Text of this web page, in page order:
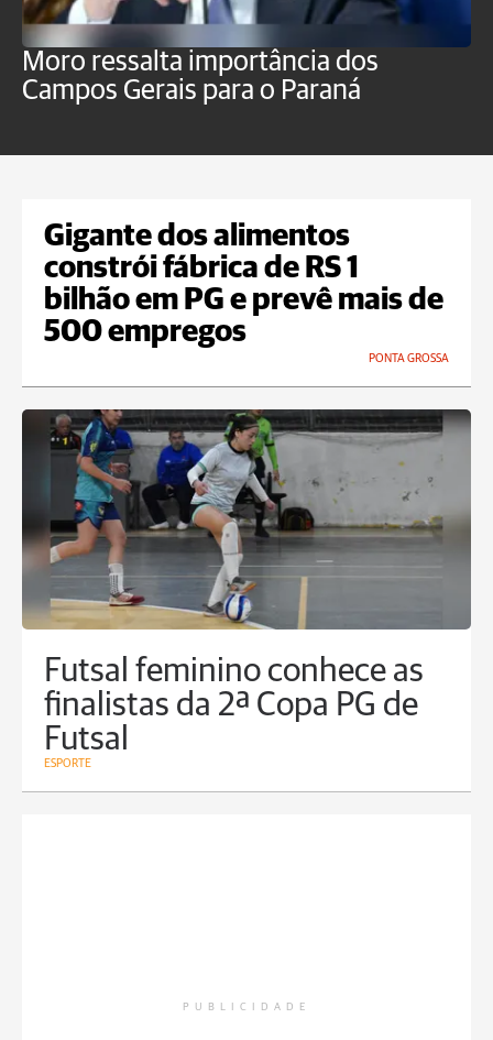
Moro ressalta importância dos
Campos Gerais para o Paraná
Gigante dos alimentos
constrói fábrica de RS 1
bilhão em PG e prevê mais de
500 empregos
PONTA GROSSA
Futsal feminino conhece as
finalistas da 2ª Copa PG de
Futsal
ESPORTE
PUBLICIDADE